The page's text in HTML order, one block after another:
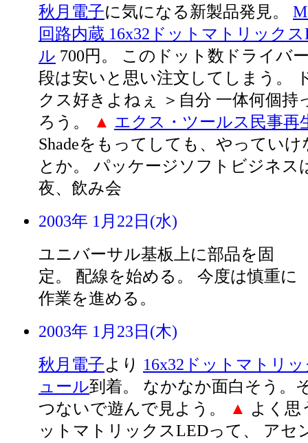
秋月電子に気になる新製品発見。
回路内蔵 16x32ドットマトリック
ル 700円。 このドット数ドライバ
段は安いと思い注文してしまう。
クス好きよねぇ ＞自分 一体何個持
ろう。
▲ エクス・ツールス民事再
Shadeをもってしても、やってい
とか。 パッケージソフトビジネス
夜、飲み会
2003年 1月22日(水)
ユニバーサル基板上に部品を固
定。 配線を始める。 今度は慎重に
作業を進める。
2003年 1月23日(木)
秋月電子より 16x32ドットマトリ
ュール到着。 なかなか面白そう。
つないで遊んで見よう。
▲ よく思
ットマトリックスLEDって、 アセ